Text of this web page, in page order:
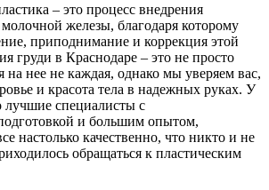
– это процесс внедрения
железы, благодаря которому
приподнимание и коррекция этой
груди в Краснодаре – это не просто
на нее не каждая, однако мы уверяем вас,
и красота тела в надежных руках. У
лучшие специалисты с
и большим опытом,
настолько качественно, что никто и не
обращаться к пластическим